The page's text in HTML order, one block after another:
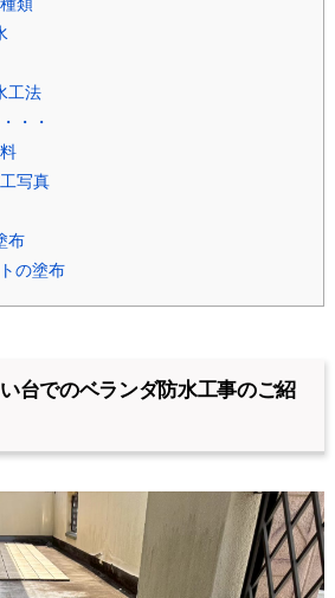
工法
・・
写真
布
の塗布
台でのベランダ防水工事のご紹